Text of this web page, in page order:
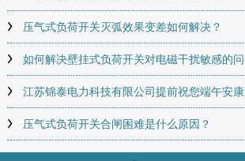
压气式负荷开关灭弧效果变差如何解决？
如何解决壁挂式负荷开关对电磁干扰敏感的问
江苏锦泰电力科技有限公司提前祝您端午安康
压气式负荷开关合闸困难是什么原因？